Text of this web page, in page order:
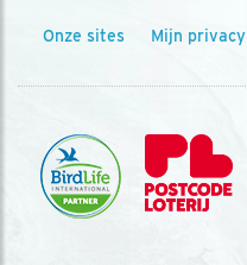
Onze sites Mijn privacy